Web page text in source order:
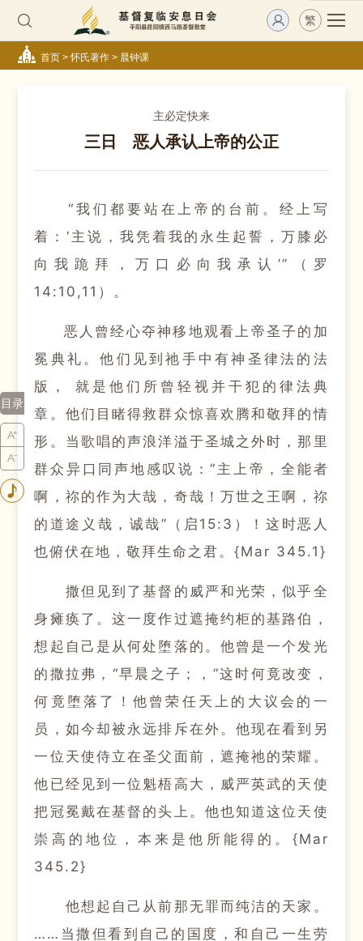
繁
首页>怀氏著作> 晨钟课
主必定快来
三日 恶人承认上帝的公正
“我们都要站在上帝的台前。 经上写
着：‘主说，我凭着我的永生起誓，万膝必
向我跪拜，万口必向我承认’”（罗
14:10,11）。
恶人曾经心夺神移地观看上帝圣子的加
冕典礼。他们见到祂手中有神圣律法的法
版， 就是他们所曾轻视并干犯的律法典
章。 他们目睹得救群众惊喜欢腾和敬拜的情
形。 当歌唱的声浪洋溢于圣城之外时，那里
群众异口同声地感叹说：“主上帝，全能者
啊，祢的作为大哉，奇哉！ 万世之王啊，祢
的道途义哉，诚哉”（启15:3）！ 这时恶人
也俯伏在地，敬拜生命之君。{Mar 345.1}
撒但见到了基督的威严和光荣，似乎全
身瘫痪了。这一度作过遮掩约柜的基路伯，
想起自己是从何处堕落的。 他曾是一个发光
的撒拉弗，“早晨之子；
，”这时何竟改变，
何竟堕落了！ 他曾荣任天上的大议会的一
员，如今却被永远排斥在外。 他现在看到另
一位天使侍立在圣父面前，遮掩祂的荣耀。
他已经见到一位魁梧高大，威严英武的天使
把冠冕戴在基督的头上。 他也知道这位天使
崇高的地位，本来是他所能得的。 {Mar
345.2}
他想起自己从前那无罪而纯洁的天家。
……当撒但看到自己的国度，和自己一生劳
目录